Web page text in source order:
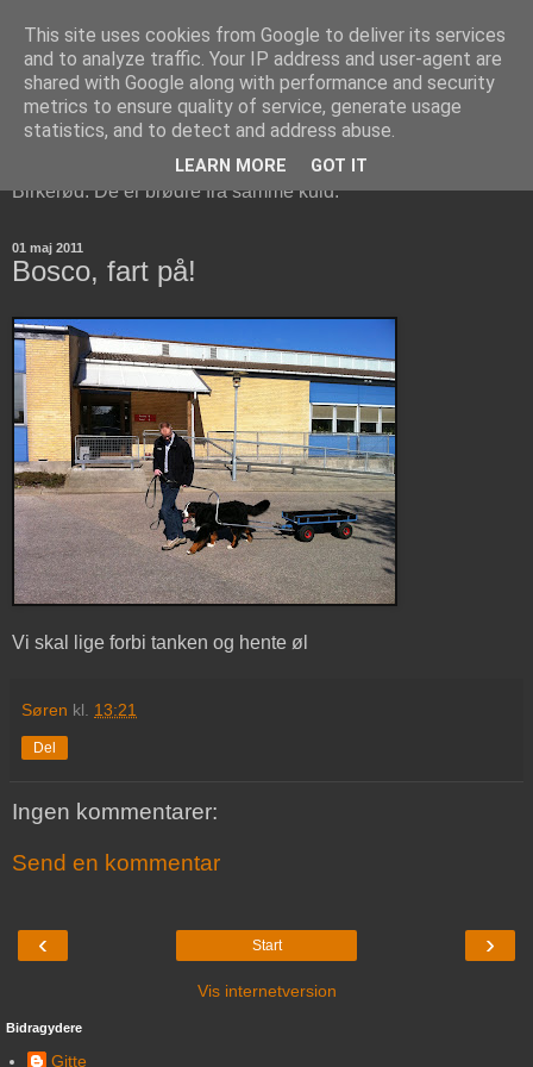
Berner Sennen Brødrene i
Birkerød
Bosco og Cisco er to Berner Sennen hunde, der bor i
Birkerød. De er brødre fra samme kuld.
01 maj 2011
Bosco, fart på!
Vi skal lige forbi tanken og hente øl
Søren kl. 13:21
Del
Ingen kommentarer:
Send en kommentar
‹ ›
Start
Vis internetversion
Bidragydere
Gitte
This site uses cookies from Google to deliver its services
and to analyze traffic. Your IP address and user-agent are
shared with Google along with performance and security
metrics to ensure quality of service, generate usage
statistics, and to detect and address abuse.
LEARN MORE GOT IT